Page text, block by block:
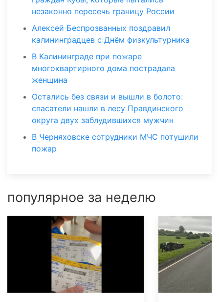
незаконно пересечь границу России
Алексей Беспрозванных поздравил
калининградцев с Днём физкультурника
В Калининграде при пожаре
многоквартирного дома пострадала
женщина
Остались без связи и вышли в болото:
спасатели нашли в лесу Правдинского
округа двух заблудившихся мужчин
В Черняховске сотрудники МЧС потушили
пожар
популярное за неделю